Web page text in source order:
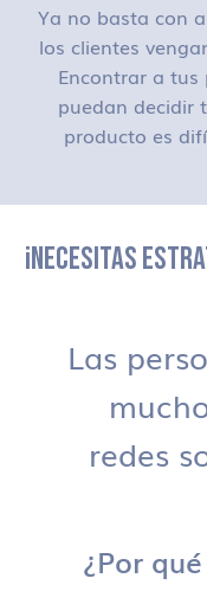
Ya no basta con
los clientes
Encontrar a tus
puedan decidir
producto es
¡NECESITAS
Las
redes
¿Por